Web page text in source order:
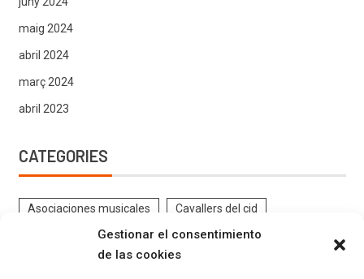
Gestionar el consentimiento
de las cookies
maig 2024
abril 2024
març 2024
abril 2023
CATEGORIES
Asociaciones musicales Cavallers del cid
Contrabandistes CRÒNIQUES DE FESTES